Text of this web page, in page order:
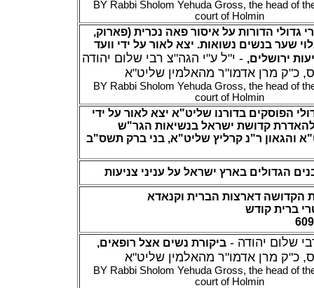
BY Rabbi Sholom Yehuda Gross, the head of
court of Holmin
גדולי הדורות על איסור פאה נכרית (פארוק,
שער בנשים נשואות. יצא לאור על ידי וועד
ירושלים, - י"ל ע"י הגה"צ רבי שלום יהודה
כ"ק מרן אדמו"ר מהאלמין שליט"א
BY Rabbi Sholom Yehuda Gross, the head of
court of Holmin
הפוסקים בדורנו שליט"א יצא לאור על ידי
להאדרת קדושת ישראל בנשיאות הגר"ש
והגאון ר"נ קרליץ שליט"א, בני ברק תשס"ב
הגדולים בארץ ישראל על עניני צניעות
הקדושה דארצות הברית וקנאדא
ברית קודש
ביקורת נשים אצל רופאים,
- מהגה"צ רבי שלום יהודה
כ"ק מרן אדמו"ר מהאלמין שליט"א
BY Rabbi Sholom Yehuda Gross, the head of
court of Holmin